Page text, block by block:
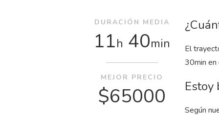
El
30min en
Estoy
Según
DURACIÓN MEDIA
11h 40min
MEJOR PRECIO
$65000